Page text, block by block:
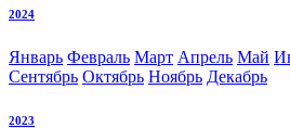
2024
Январь Февраль Март Апрель Май
Сентябрь Октябрь Ноябрь Декабрь
2023